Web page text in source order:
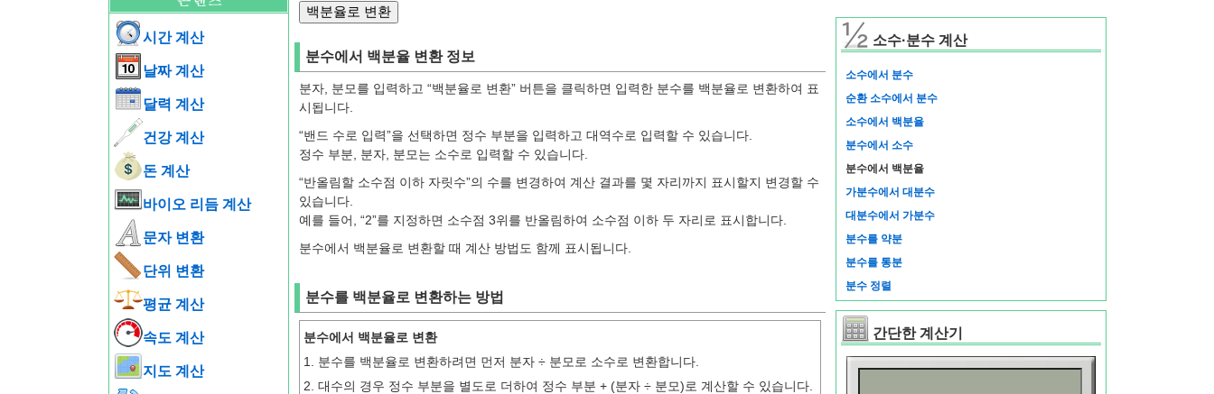
시간 계산
날짜 계산
달력 계산
건강 계산
돈 계산
바이오 리듬 계산
문자 변환
단위 변환
평균 계산
속도 계산
지도 계산
분수에서 백분율 변환 정보
분자, 분모를 입력하고 “백분율로 변환” 버튼을 클릭하면 입력한 분수를 백분율로 변환하여 표
시됩니다.
“밴드 수로 입력”을 선택하면 정수 부분을 입력하고 대역수로 입력할 수 있습니다.
정수 부분, 분자, 분모는 소수로 입력할 수 있습니다.
“반올림할 소수점 이하 자릿수”의 수를 변경하여 계산 결과를 몇 자리까지 표시할지 변경할 수
있습니다.
예를 들어, “2”를 지정하면 소수점 3위를 반올림하여 소수점 이하 두 자리로 표시합니다.
분수에서 백분율로 변환할 때 계산 방법도 함께 표시됩니다.
분수를 백분율로 변환하는 방법
분수에서 백분율로 변환
1. 분수를 백분율로 변환하려면 먼저 분자 ÷ 분모로 소수로 변환합니다.
2. 대수의 경우 정수 부분을 별도로 더하여 정수 부분 + (분자 ÷ 분모)로 계산할 수 있습니다.
소수·분수 계산
소수에서 분수
순환 소수에서 분수
소수에서 백분율
분수에서 소수
분수에서 백분율
가분수에서 대분수
대분수에서 가분수
분수를 약분
분수를 통분
분수 정렬
간단한 계산기